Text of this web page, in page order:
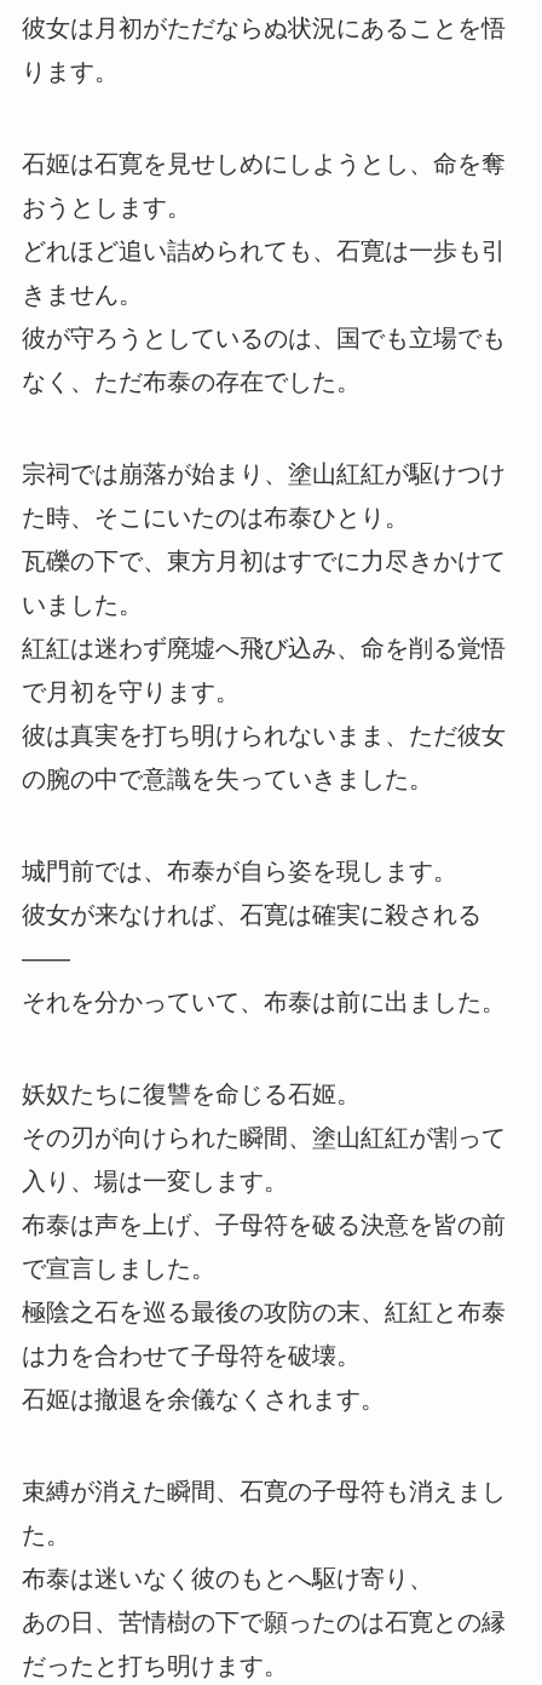
彼女は月初がただならぬ状況にあることを悟
ります。
石姬は石寛を見せしめにしようとし、命を奪
おうとします。
どれほど追い詰められても、石寛は一歩も引
きません。
彼が守ろうとしているのは、国でも立場でも
なく、ただ布泰の存在でした。
宗祠では崩落が始まり、塗山紅紅が駆けつけ
た時、そこにいたのは布泰ひとり。
瓦礫の下で、東方月初はすでに力尽きかけて
いました。
紅紅は迷わず廃墟へ飛び込み、命を削る覚悟
で月初を守ります。
彼は真実を打ち明けられないまま、ただ彼女
の腕の中で意識を失っていきました。
城門前では、布泰が自ら姿を現します。
彼女が来なければ、石寛は確実に殺される
――
それを分かっていて、布泰は前に出ました。
妖奴たちに復讐を命じる石姬。
その刃が向けられた瞬間、塗山紅紅が割って
入り、場は一変します。
布泰は声を上げ、子母符を破る決意を皆の前
で宣言しました。
極陰之石を巡る最後の攻防の末、紅紅と布泰
は力を合わせて子母符を破壊。
石姬は撤退を余儀なくされます。
束縛が消えた瞬間、石寛の子母符も消えまし
た。
布泰は迷いなく彼のもとへ駆け寄り、
あの日、苦情樹の下で願ったのは石寛との縁
だったと打ち明けます。